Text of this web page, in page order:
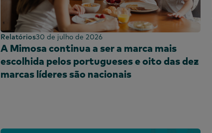
Relatórios30 de julho de 2026
A Mimosa continua a ser a marca mais
escolhida pelos portugueses e oito das dez
marcas líderes são nacionais